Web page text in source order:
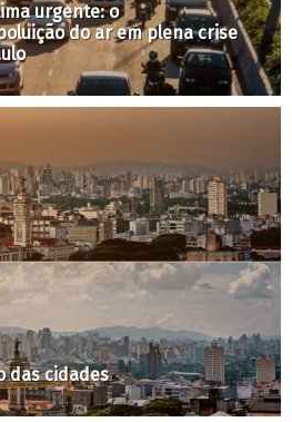
urgente: o
do ar em plena crise
das cidades